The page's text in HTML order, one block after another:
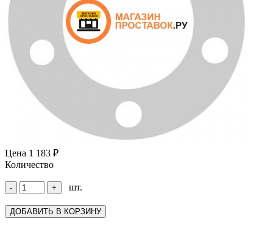
Цена 1 183 ₽
Количество
шт.